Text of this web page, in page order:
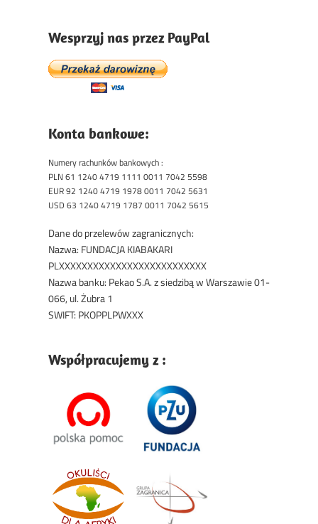
Wesprzyj nas przez PayPal
Konta bankowe:
Numery rachunków bankowych :
PLN 61 1240 4719 1111 0011 7042 5598
EUR 92 1240 4719 1978 0011 7042 5631
USD 63 1240 4719 1787 0011 7042 5615
Dane do przelewów zagranicznych:
Nazwa: FUNDACJA KIABAKARI
PLXXXXXXXXXXXXXXXXXXXXXXXXXX
Nazwa banku: Pekao S.A. z siedzibą w Warszawie 01-
066, ul. Żubra 1
SWIFT: PKOPPLPWXXX
Współpracujemy z :